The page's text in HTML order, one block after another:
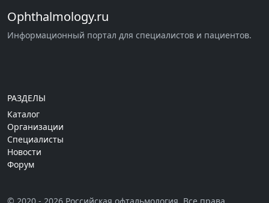
Ophthalmology.ru
Информационный портал для специалистов и пациентов.
РАЗДЕЛЫ
Каталог
Организации
Специалисты
Новости
Форум